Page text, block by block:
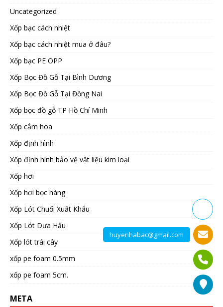
Uncategorized
Xốp bạc cách nhiệt
Xốp bạc cách nhiệt mua ở đâu?
Xốp bạc PE OPP
Xốp Bọc Đồ Gỗ Tại Bình Dương
Xốp Bọc Đồ Gỗ Tại Đồng Nai
Xốp bọc đồ gỗ TP Hồ Chí Minh
Xốp cắm hoa
Xốp định hình
Xốp định hình bảo vệ vật liệu kim loại
Xốp hơi
Xốp hơi bọc hàng
Xốp Lót Chuối Xuất Khẩu
Xốp Lót Dưa Hấu
Xốp lót trái cây
xốp pe foam 0.5mm
xốp pe foam 5cm.
META
huyenhabac@gmail.com